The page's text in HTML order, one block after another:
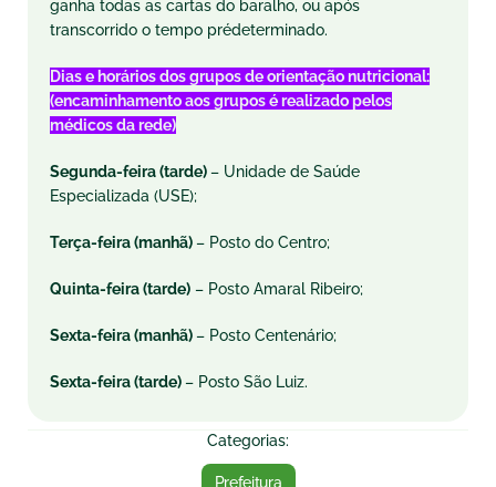
ganha todas as cartas do baralho, ou após
transcorrido o tempo prédeterminado.
Dias e horários dos grupos de orientação nutricional:
(encaminhamento aos grupos é realizado pelos
médicos da rede)
Segunda-feira (tarde)– Unidade de Saúde
Especializada (USE);
Terça-feira (manhã)– Posto do Centro;
Quinta-feira (tarde) – Posto Amaral Ribeiro;
Sexta-feira (manhã)– Posto Centenário;
Sexta-feira (tarde)– Posto São Luiz.
Categorias:
Prefeitura